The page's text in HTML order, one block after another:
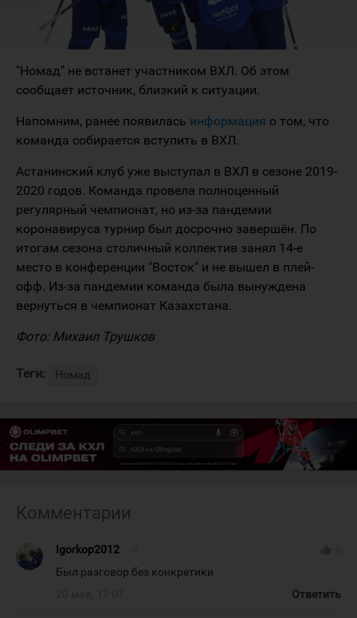
"Номад" не встанет участником ВХЛ. Об этом
сообщает источник, близкий к ситуации.
Напомним, ранее появилась информация о том, что
команда собирается вступить в ВХЛ.
Астанинский клуб уже выступал в ВХЛ в сезоне 2019-
2020 годов. Команда провела полноценный
регулярный чемпионат, но из-за пандемии
коронавируса турнир был досрочно завершён. По
итогам сезона столичный коллектив занял 14-е
место в конференции "Восток" и не вышел в плей-
офф. Из-за пандемии команда была вынуждена
вернуться в чемпионат Казахстана.
Фото: Михаил Трушков
Теги: Номад
Комментарии
Igorkop2012
Был разговор без конкретики
Ответить